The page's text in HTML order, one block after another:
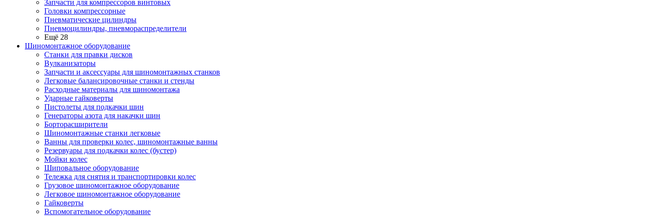
Запчасти для компрессоров винтовых
Головки компрессорные
Пневматические цилиндры
Пневмоцилиндры, пневмораспределители
Ещё 28
Шиномонтажное оборудование
Станки для правки дисков
Вулканизаторы
Запчасти и аксессуары для шиномонтажных станков
Легковые балансировочные станки и стенды
Расходные материалы для шиномонтажа
Ударные гайковерты
Пистолеты для подкачки шин
Генераторы азота для накачки шин
Борторасширители
Шиномонтажные станки легковые
Ванны для проверки колес, шиномонтажные ванны
Резервуары для подкачки колес (бустер)
Мойки колес
Шиповальное оборудование
Тележка для снятия и транспортировки колес
Грузовое шиномонтажное оборудование
Легковое шиномонтажное оборудование
Гайковерты
Вспомогательное оборудование